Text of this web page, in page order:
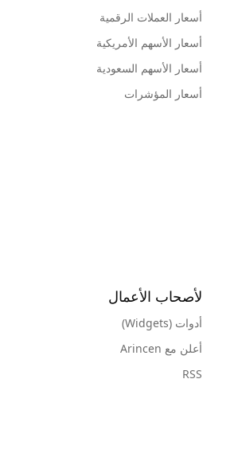
أسعار العملات الرقمية
أسعار الأسهم الأمريكية
أسعار الأسهم السعودية
أسعار المؤشرات
لأصحاب الأعمال
أدوات (Widgets)
أعلن مع Arincen
RSS